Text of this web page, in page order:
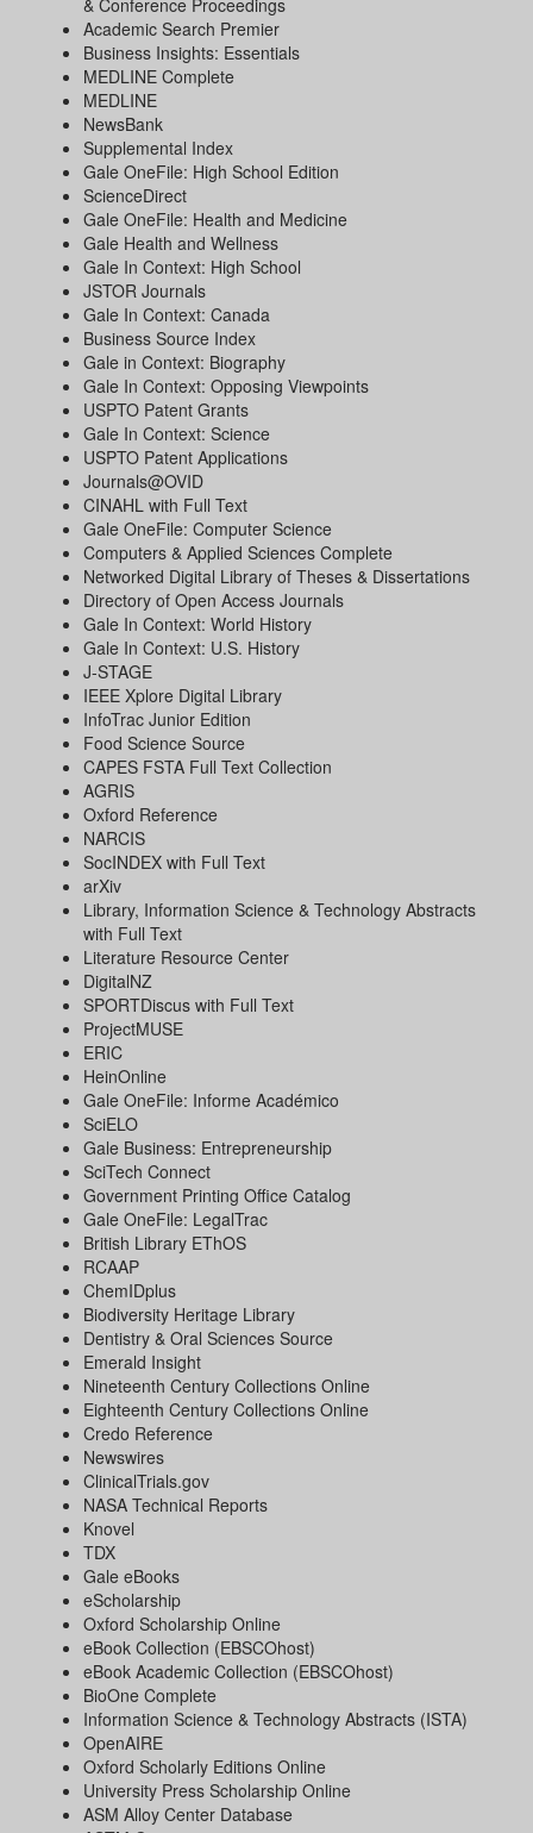
& Conference Proceedings
Academic Search Premier
Business Insights: Essentials
MEDLINE Complete
MEDLINE
NewsBank
Supplemental Index
Gale OneFile: High School Edition
ScienceDirect
Gale OneFile: Health and Medicine
Gale Health and Wellness
Gale In Context: High School
JSTOR Journals
Gale In Context: Canada
Business Source Index
Gale in Context: Biography
Gale In Context: Opposing Viewpoints
USPTO Patent Grants
Gale In Context: Science
USPTO Patent Applications
Journals@OVID
CINAHL with Full Text
Gale OneFile: Computer Science
Computers & Applied Sciences Complete
Networked Digital Library of Theses & Dissertations
Directory of Open Access Journals
Gale In Context: World History
Gale In Context: U.S. History
J-STAGE
IEEE Xplore Digital Library
InfoTrac Junior Edition
Food Science Source
CAPES FSTA Full Text Collection
AGRIS
Oxford Reference
NARCIS
SocINDEX with Full Text
arXiv
Library, Information Science & Technology Abstracts
with Full Text
Literature Resource Center
DigitalNZ
SPORTDiscus with Full Text
ProjectMUSE
ERIC
HeinOnline
Gale OneFile: Informe Académico
SciELO
Gale Business: Entrepreneurship
SciTech Connect
Government Printing Office Catalog
Gale OneFile: LegalTrac
British Library EThOS
RCAAP
ChemIDplus
Biodiversity Heritage Library
Dentistry & Oral Sciences Source
Emerald Insight
Nineteenth Century Collections Online
Eighteenth Century Collections Online
Credo Reference
Newswires
ClinicalTrials.gov
NASA Technical Reports
Knovel
TDX
Gale eBooks
eScholarship
Oxford Scholarship Online
eBook Collection (EBSCOhost)
eBook Academic Collection (EBSCOhost)
BioOne Complete
Information Science & Technology Abstracts (ISTA)
OpenAIRE
Oxford Scholarly Editions Online
University Press Scholarship Online
ASM Alloy Center Database